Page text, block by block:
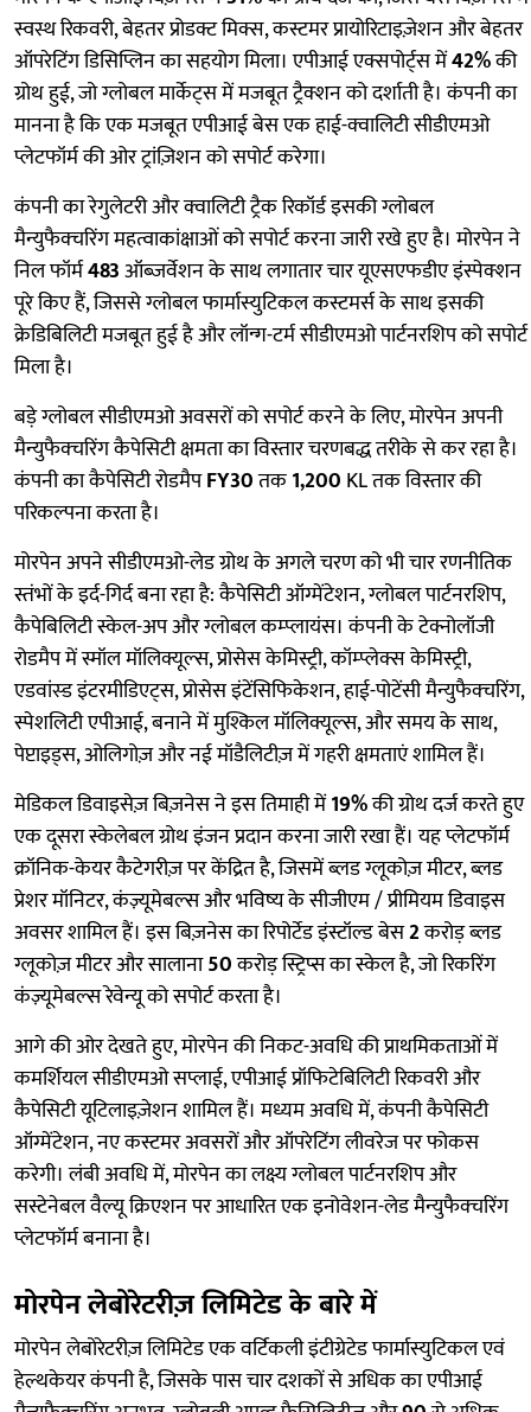
स्वस्थ रिकवरी, बेहतर प्रोडक्ट मिक्स, कस्टमर प्रायोरिटाइज़ेशन और बेहतर
ऑपरेटिंग डिसिप्लिन का सहयोग मिला। एपीआई एक्सपोर्ट्स में42%की
ग्रोथ हुई, जो ग्लोबल मार्केट्स में मजबूत ट्रैक्शन को दर्शाती है। कंपनी का
मानना है कि एक मजबूत एपीआई बेस एक हाई-क्वालिटी सीडीएमओ
प्लेटफॉर्म की ओर ट्रांज़िशन को सपोर्ट करेगा।
कंपनी का रेगुलेटरी और क्वालिटी ट्रैक रिकॉर्ड इसकी ग्लोबल
मैन्युफैक्चरिंग महत्वाकांक्षाओं को सपोर्ट करना जारी रखे हुए है। मोरपेन ने
निल फॉर्म483ऑब्ज़र्वेशन के साथ लगातार चार यूएसएफडीए इंस्पेक्शन
पूरे किए हैं, जिससे ग्लोबल फार्मास्युटिकल कस्टमर्स के साथ इसकी
क्रेडिबिलिटी मजबूत हुई है और लॉन्ग-टर्म सीडीएमओ पार्टनरशिप को सपोर्ट
मिला है।
बड़े ग्लोबल सीडीएमओ अवसरों को सपोर्ट करने के लिए, मोरपेन अपनी
मैन्युफैक्चरिंग कैपेसिटी क्षमता का विस्तार चरणबद्ध तरीके से कर रहा है।
कंपनी का कैपेसिटी रोडमैपFY30तक1,200 KL तक विस्तार की
परिकल्पना करता है।
मोरपेन अपने सीडीएमओ-लेड ग्रोथ के अगले चरण को भी चार रणनीतिक
स्तंभों के इर्द-गिर्द बना रहा है: कैपेसिटी ऑग्मेंटेशन, ग्लोबल पार्टनरशिप,
कैपेबिलिटी स्केल-अप और ग्लोबल कम्प्लायंस। कंपनी के टेक्नोलॉजी
रोडमैप में स्मॉल मॉलिक्यूल्स, प्रोसेस केमिस्ट्री, कॉम्प्लेक्स केमिस्ट्री,
एडवांस्ड इंटरमीडिएट्स, प्रोसेस इंटेंसिफिकेशन, हाई-पोटेंसी मैन्युफैक्चरिंग,
स्पेशलिटी एपीआई, बनाने में मुश्किल मॉलिक्यूल्स, और समय के साथ,
पेप्टाइड्स, ओलिगोज़ और नई मॉडैलिटीज़ में गहरी क्षमताएं शामिल हैं।
मेडिकल डिवाइसेज़ बिज़नेस ने इस तिमाही में19%की ग्रोथ दर्ज करते हुए
एक दूसरा स्केलेबल ग्रोथ इंजन प्रदान करना जारी रखा हैं। यह प्लेटफॉर्म
क्रॉनिक-केयर कैटेगरीज़ पर केंद्रित है, जिसमें ब्लड ग्लूकोज़ मीटर, ब्लड
प्रेशर मॉनिटर, कंज़्यूमेबल्स और भविष्य के सीजीएम / प्रीमियम डिवाइस
अवसर शामिल हैं। इस बिज़नेस का रिपोर्टेड इंस्टॉल्ड बेस2करोड़ ब्लड
ग्लूकोज़ मीटर और सालाना50करोड़ स्ट्रिप्स का स्केल है, जो रिकरिंग
कंज़्यूमेबल्स रेवेन्यू को सपोर्ट करता है।
आगे की ओर देखते हुए, मोरपेन की निकट-अवधि की प्राथमिकताओं में
कमर्शियल सीडीएमओ सप्लाई, एपीआई प्रॉफिटेबिलिटी रिकवरी और
कैपेसिटी यूटिलाइज़ेशन शामिल हैं। मध्यम अवधि में, कंपनी कैपेसिटी
ऑग्मेंटेशन, नए कस्टमर अवसरों और ऑपरेटिंग लीवरेज पर फोकस
करेगी। लंबी अवधि में, मोरपेन का लक्ष्य ग्लोबल पार्टनरशिप और
सस्टेनेबल वैल्यू क्रिएशन पर आधारित एक इनोवेशन-लेड मैन्युफैक्चरिंग
प्लेटफॉर्म बनाना है।
मोरपेन लेबोरेटरीज़ लिमिटेड के बारे में
मोरपेन लेबोरेटरीज़ लिमिटेड एक वर्टिकली इंटीग्रेटेड फार्मास्युटिकल एवं
हेल्थकेयर कंपनी है, जिसके पास चार दशकों से अधिक का एपीआई